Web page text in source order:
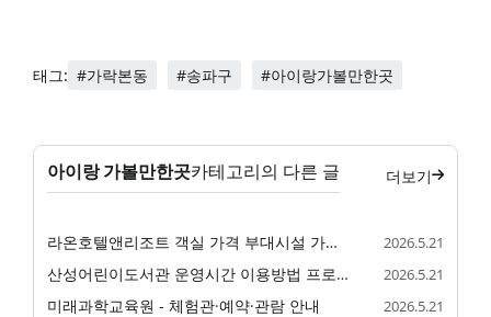
태그: #가락본동 #송파구 #아이랑가볼만한곳
아이랑 가볼만한곳카테고리의 다른 글 더보기
라온호텔앤리조트 객실 가격 부대시설 가족 숙소 정리 2026.5.21
산성어린이도서관 운영시간 이용방법 프로그램 정리 2026.5.21
미래과학교육원 - 체험관·예약·관람 안내 2026.5.21